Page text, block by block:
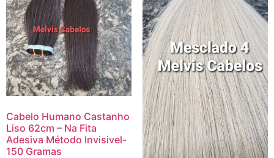
Cabelo Humano Castanho
Liso 62cm – Na Fita
Adesiva Método Invisivel-
150 Gramas